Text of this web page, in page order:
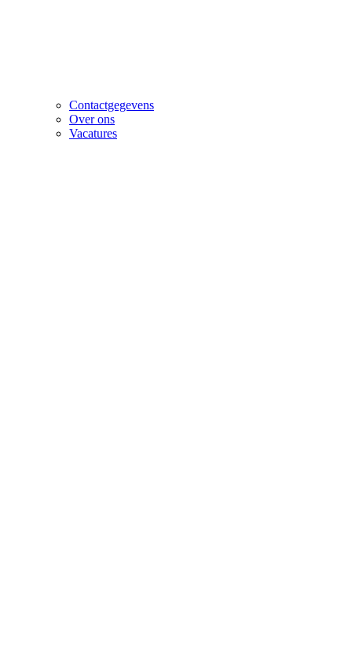
Contactgegevens
Over ons
Vacatures